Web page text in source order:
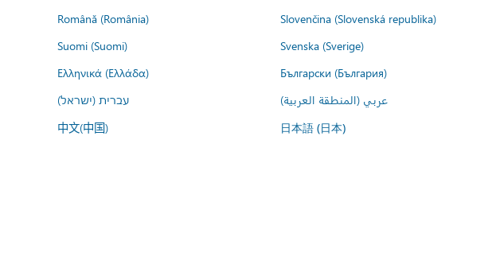
Română (România)
Slovenčina (Slovenská republika)
Suomi (Suomi)
Svenska (Sverige)
Ελληνικά (Ελλάδα)
Български (България)
עברית (ישראל)
عربي (المنطقة العربية)
中文(中国) 日本語 (日本)